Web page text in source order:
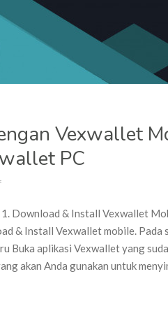
Vexwallet
PC
on Membuat VEX Account dengan
Download & Install Vexwallet
& Install Vexwallet mobile. Pada
Buka aplikasi Vexwallet yang
akan Anda gunakan untuk